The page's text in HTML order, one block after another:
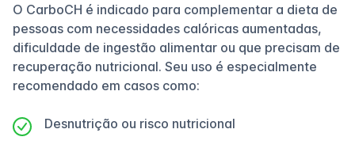
O CarboCH é indicado para complementar a dieta de
pessoas com necessidades calóricas aumentadas,
dificuldade de ingestão alimentar ou que precisam de
recuperação nutricional. Seu uso é especialmente
recomendado em casos como:
Desnutrição ou risco nutricional